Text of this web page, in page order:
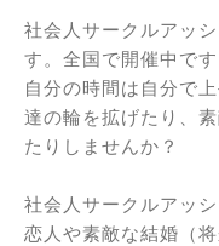
社会人サークルアッ
す。全国で開催中です
自分の時間は自分で
達の輪を拡げたり、
たりしませんか？
社会人サークルアッ
恋人や素敵な結婚（